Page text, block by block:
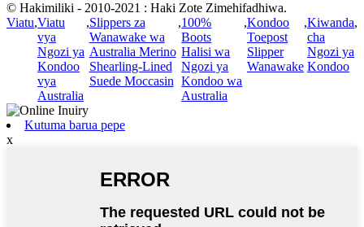
© Hakimiliki - 2010-2021 : Haki Zote Zimehifadhiwa.
Viatu,Viatu
vya
Ngozi ya
Kondoo
vya
Australia
,Slippers za
Wanawake wa
Australia Merino
Shearling-Lined
Suede Moccasin
,100%
Boots
Halisi wa
Ngozi ya
Kondoo wa
Australia
,Kondoo
Toepost
Slipper
Wanawake
,Kiwanda
cha
Ngozi ya
Kondoo
,
Kutuma barua pepe
x